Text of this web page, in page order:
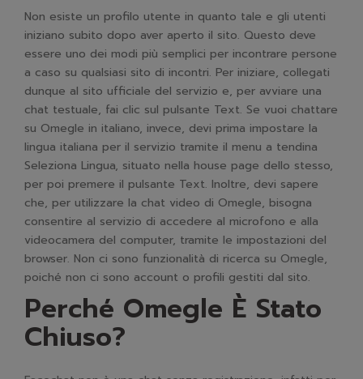
Non esiste un profilo utente in quanto tale e gli utenti
iniziano subito dopo aver aperto il sito. Questo deve
essere uno dei modi più semplici per incontrare persone
a caso su qualsiasi sito di incontri. Per iniziare, collegati
dunque al sito ufficiale del servizio e, per avviare una
chat testuale, fai clic sul pulsante Text. Se vuoi chattare
su Omegle in italiano, invece, devi prima impostare la
lingua italiana per il servizio tramite il menu a tendina
Seleziona Lingua, situato nella house page dello stesso,
per poi premere il pulsante Text. Inoltre, devi sapere
che, per utilizzare la chat video di Omegle, bisogna
consentire al servizio di accedere al microfono e alla
videocamera del computer, tramite le impostazioni del
browser. Non ci sono funzionalità di ricerca su Omegle,
poiché non ci sono account o profili gestiti dal sito.
Perché Omegle È Stato
Chiuso?